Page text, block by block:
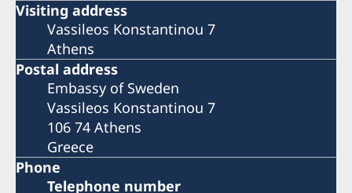
Visiting address
Vassileos Konstantinou 7
Athens
Postal address
Embassy of Sweden
Vassileos Konstantinou 7
106 74 Athens
Greece
Phone
Telephone number